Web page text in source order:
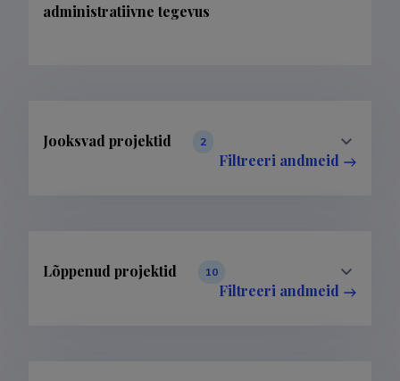
administratiivne tegevus
Jooksvad projektid 2
Filtreeri andmeid
Lõppenud projektid 10
Filtreeri andmeid